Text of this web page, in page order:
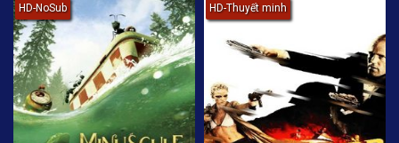
HD-NoSub HD-Thuyết minh